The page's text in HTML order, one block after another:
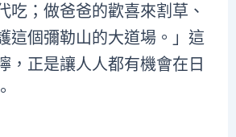
吃；做爸爸的歡喜來割草、
這個彌勒山的大道場。」這
，正是讓人人都有機會在日